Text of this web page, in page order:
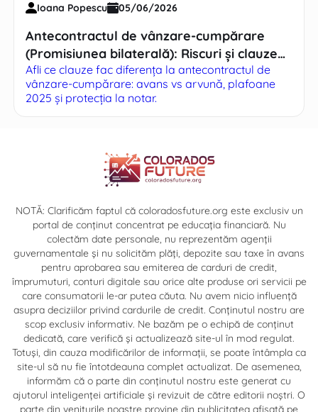
Ioana Popescu 05/06/2026
Antecontractul de vânzare-cumpărare
(Promisiunea bilaterală): Riscuri și clauze
la care să fii atent
Afli ce clauze fac diferența la antecontractul de
vânzare-cumpărare: avans vs arvună, plafoane
2025 și protecția la notar.
NOTĂ: Clarificăm faptul că coloradosfuture.org este exclusiv un
portal de conținut concentrat pe educația financiară. Nu
colectăm date personale, nu reprezentăm agenții
guvernamentale și nu solicităm plăți, depozite sau taxe în avans
pentru aprobarea sau emiterea de carduri de credit,
împrumuturi, conturi digitale sau orice alte produse ori servicii pe
care consumatorii le-ar putea căuta. Nu avem nicio influență
asupra deciziilor privind cardurile de credit. Conținutul nostru are
scop exclusiv informativ. Ne bazăm pe o echipă de conținut
dedicată, care verifică și actualizează site-ul în mod regulat.
Totuși, din cauza modificărilor de informații, se poate întâmpla ca
site-ul să nu fie întotdeauna complet actualizat. De asemenea,
informăm că o parte din conținutul nostru este generat cu
ajutorul inteligenței artificiale și revizuit de către editorii noștri. O
parte din veniturile noastre provine din publicitatea afișată pe